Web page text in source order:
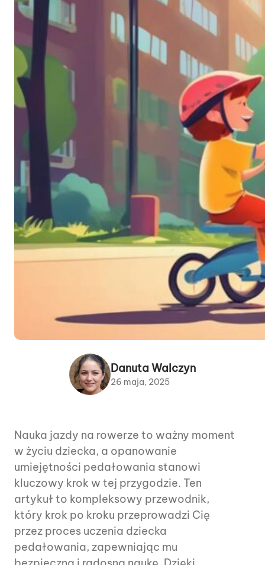
Danuta Walczyn
26 maja, 2025
Nauka jazdy na rowerze to ważny moment
w życiu dziecka, a opanowanie
umiejętności pedałowania stanowi
kluczowy krok w tej przygodzie. Ten
artykuł to kompleksowy przewodnik,
który krok po kroku przeprowadzi Cię
przez proces uczenia dziecka
pedałowania, zapewniając mu